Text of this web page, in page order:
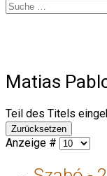
Matias
Teil des Titels
Zurücksetzen
Anzeige #